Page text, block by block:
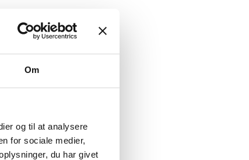
Om
og til at analysere
for sociale medier,
du har givet